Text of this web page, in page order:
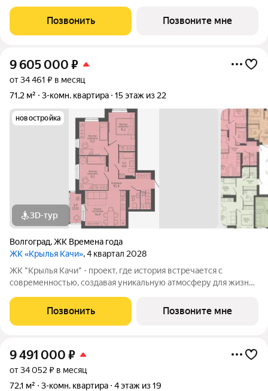
Дзержинского района Волгограда - в микрорайоне Кача, по
адресу ул. Трехгорная, 27 и
Позвонить Позвоните мне
9 605 000 ₽
от 34 461 ₽ в месяц
71,2 м²
3-комн. квартира 15 этаж из 22
новостройка
3D-тур
Волгоград,ЖК Времена года
ЖК «Крылья Качи», 4 квартал 2028
ЖК "Крылья Качи" - проект, где история встречается с
современностью, создавая уникальную атмосферу для жизни.
Дзержинского района Волгограда - в микрорайоне Кача, по
ул.Трехгорная, 27 и ул.Витимская.
Позвонить Позвоните мне
9 491 000 ₽
от 34 052 ₽ в месяц
72,1 м²
3-комн. квартира 4 этаж из 19